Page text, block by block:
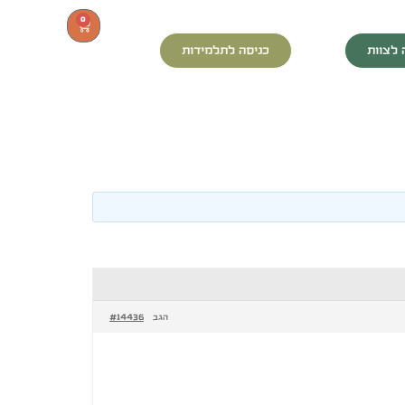
לצוות כניסה לתלמידות
0
#14436 הגב